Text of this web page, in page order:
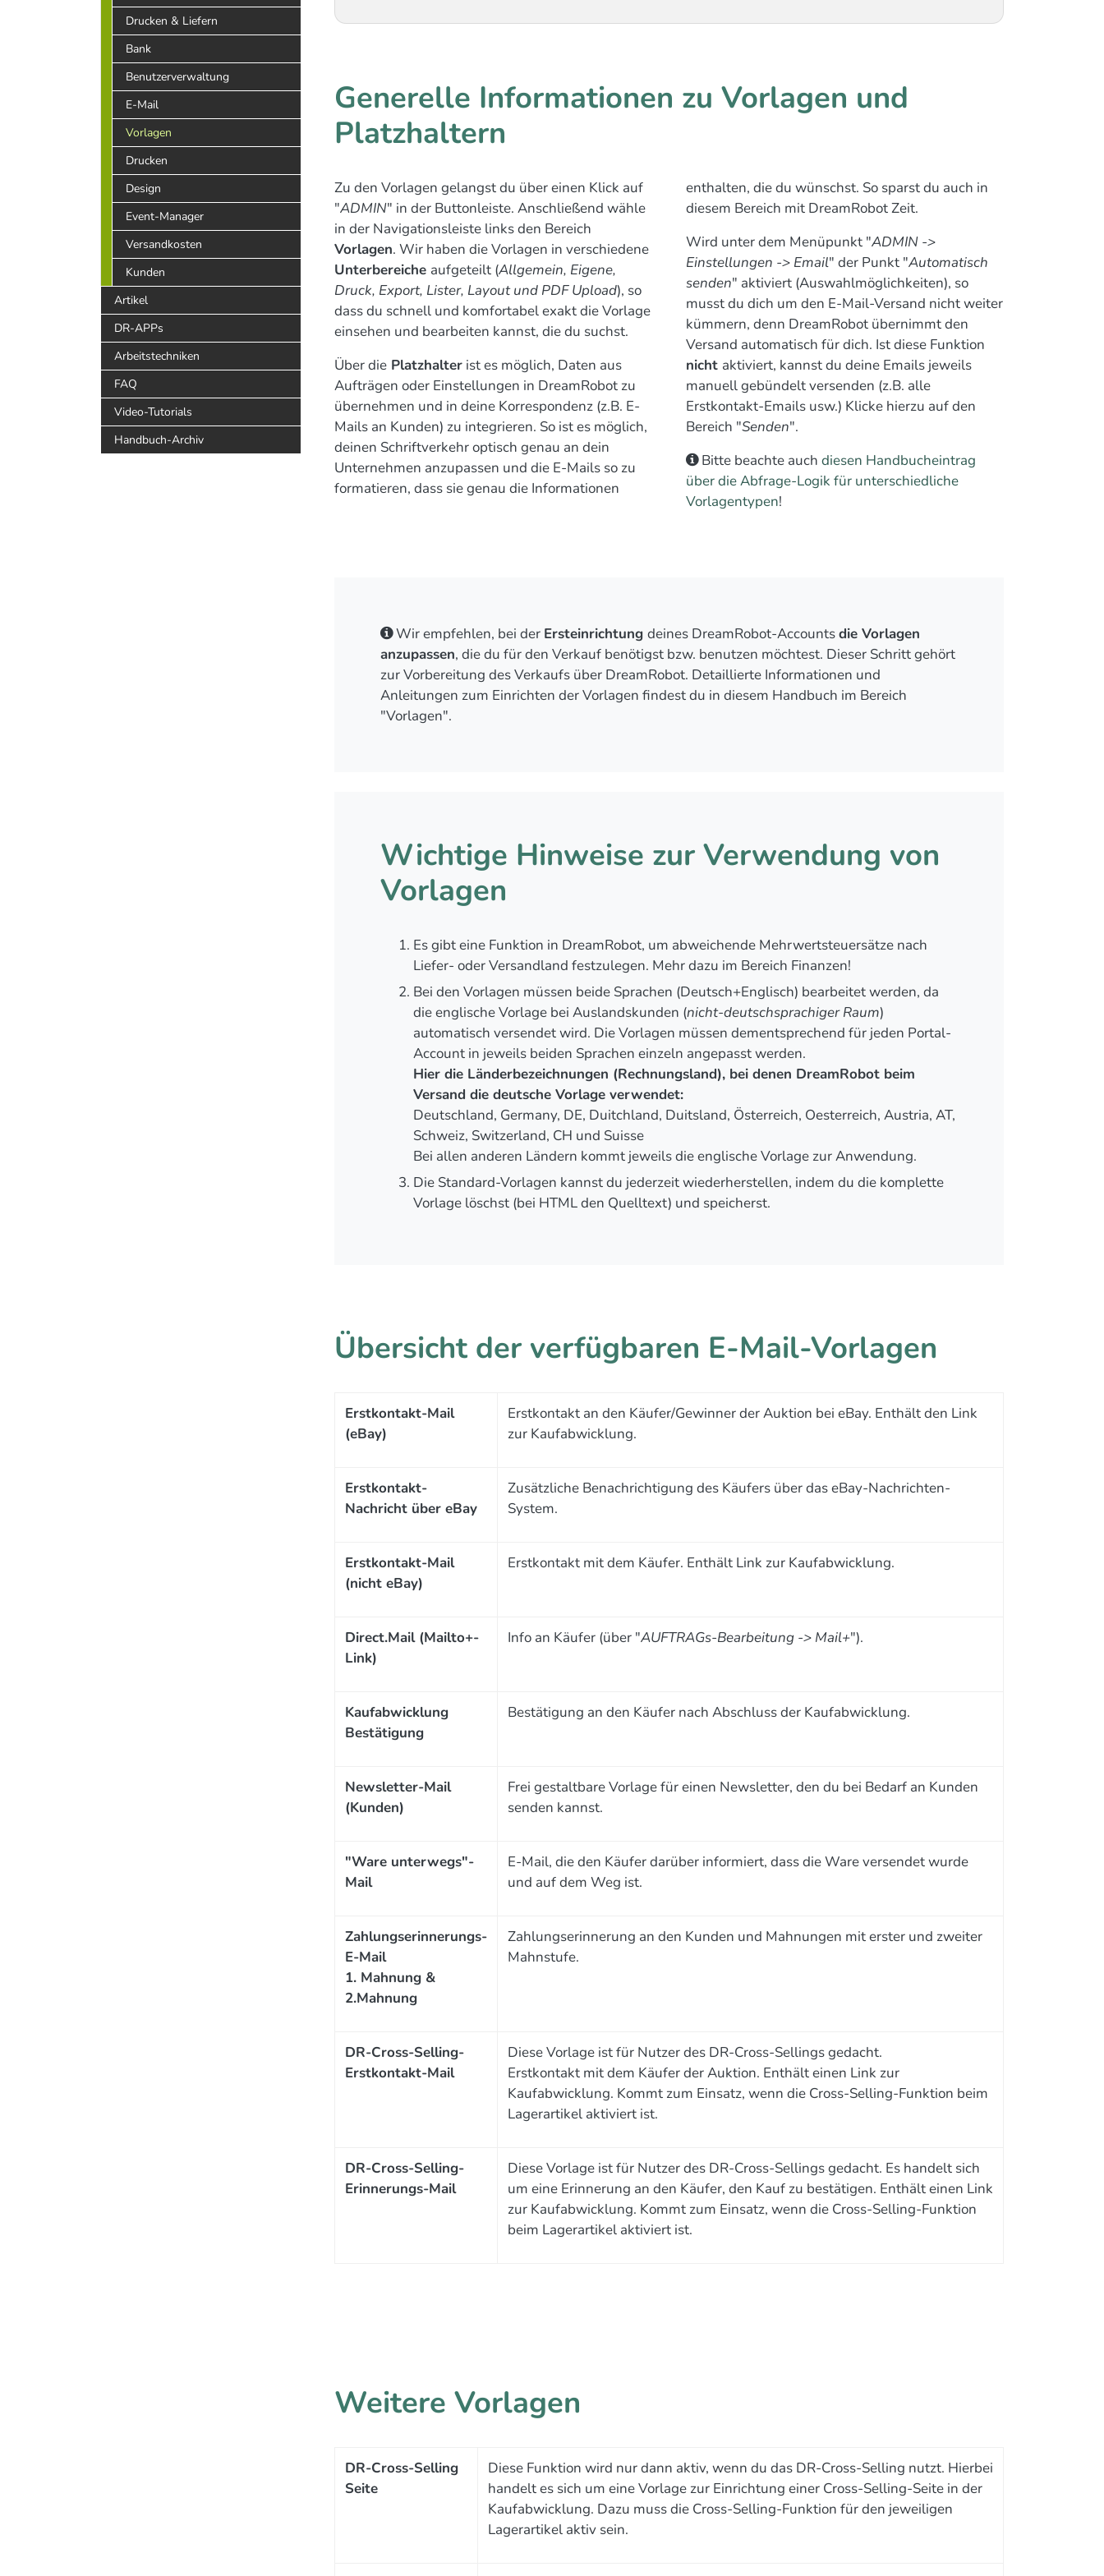
Drucken & Liefern
Bank
Benutzerverwaltung
E-Mail
Vorlagen
Drucken
Design
Event-Manager
Versandkosten
Kunden
Artikel
DR-APPs
Arbeitstechniken
FAQ
Video-Tutorials
Handbuch-Archiv
Generelle Informationen zu Vorlagen und
Platzhaltern
Zu den Vorlagen gelangst du über einen Klick auf
"ADMIN" in der Buttonleiste. Anschließend wähle
in der Navigationsleiste links den Bereich
Vorlagen. Wir haben die Vorlagen in verschiedene
Unterbereiche aufgeteilt (Allgemein, Eigene,
Druck, Export, Lister, Layout und PDF Upload), so
dass du schnell und komfortabel exakt die Vorlage
einsehen und bearbeiten kannst, die du suchst.
Über die Platzhalter ist es möglich, Daten aus
Aufträgen oder Einstellungen in DreamRobot zu
übernehmen und in deine Korrespondenz (z.B. E-
Mails an Kunden) zu integrieren. So ist es möglich,
deinen Schriftverkehr optisch genau an dein
Unternehmen anzupassen und die E-Mails so zu
formatieren, dass sie genau die Informationen
enthalten, die du wünschst. So sparst du auch in
diesem Bereich mit DreamRobot Zeit.
Wird unter dem Menüpunkt "ADMIN ->
Einstellungen -> Email" der Punkt "Automatisch
senden" aktiviert (Auswahlmöglichkeiten), so
musst du dich um den E-Mail-Versand nicht weiter
kümmern, denn DreamRobot übernimmt den
Versand automatisch für dich. Ist diese Funktion
nicht aktiviert, kannst du deine Emails jeweils
manuell gebündelt versenden (z.B. alle
Erstkontakt-Emails usw.) Klicke hierzu auf den
Bereich "Senden".
Bitte beachte auch diesen Handbucheintrag
über die Abfrage-Logik für unterschiedliche
Vorlagentypen!
Wir empfehlen, bei der Ersteinrichtung deines DreamRobot-Accountsdie Vorlagen
anzupassen, die du für den Verkauf benötigst bzw. benutzen möchtest. Dieser Schritt gehört
zur Vorbereitung des Verkaufs über DreamRobot. Detaillierte Informationen und
Anleitungen zum Einrichten der Vorlagen findest du in diesem Handbuch im Bereich
"Vorlagen".
Wichtige Hinweise zur Verwendung von
Vorlagen
Es gibt eine Funktion in DreamRobot, um abweichende Mehrwertsteuersätze nach
Liefer- oder Versandland festzulegen. Mehr dazu im Bereich Finanzen!
Bei den Vorlagen müssen beide Sprachen (Deutsch+Englisch) bearbeitet werden, da
die englische Vorlage bei Auslandskunden (nicht-deutschsprachiger Raum)
automatisch versendet wird. Die Vorlagen müssen dementsprechend für jeden Portal-
Account in jeweils beiden Sprachen einzeln angepasst werden.
Hier die Länderbezeichnungen (Rechnungsland), bei denen DreamRobot beim
Versand die deutsche Vorlage verwendet:
Deutschland, Germany, DE, Duitchland, Duitsland, Österreich, Oesterreich, Austria, AT,
Schweiz, Switzerland, CH und Suisse
Bei allen anderen Ländern kommt jeweils die englische Vorlage zur Anwendung.
Die Standard-Vorlagen kannst du jederzeit wiederherstellen, indem du die komplette
Vorlage löschst (bei HTML den Quelltext) und speicherst.
Übersicht der verfügbaren E-Mail-Vorlagen
Erstkontakt-Mail
(eBay)
Erstkontakt an den Käufer/Gewinner der Auktion bei eBay. Enthält den Link
zur Kaufabwicklung.
Erstkontakt-
Nachricht über eBay
Zusätzliche Benachrichtigung des Käufers über das eBay-Nachrichten-
System.
Erstkontakt-Mail
(nicht eBay)
Erstkontakt mit dem Käufer. Enthält Link zur Kaufabwicklung.
Direct.Mail (Mailto+-
Link)
Info an Käufer (über "AUFTRAGs-Bearbeitung -> Mail+").
Kaufabwicklung
Bestätigung
Bestätigung an den Käufer nach Abschluss der Kaufabwicklung.
Newsletter-Mail
(Kunden)
Frei gestaltbare Vorlage für einen Newsletter, den du bei Bedarf an Kunden
senden kannst.
"Ware unterwegs"-
Mail
E-Mail, die den Käufer darüber informiert, dass die Ware versendet wurde
und auf dem Weg ist.
Zahlungserinnerungs-
E-Mail
1. Mahnung &
2.Mahnung
Zahlungserinnerung an den Kunden und Mahnungen mit erster und zweiter
Mahnstufe.
DR-Cross-Selling-
Erstkontakt-Mail
Diese Vorlage ist für Nutzer des DR-Cross-Sellings gedacht.
Erstkontakt mit dem Käufer der Auktion. Enthält einen Link zur
Kaufabwicklung. Kommt zum Einsatz, wenn die Cross-Selling-Funktion beim
Lagerartikel aktiviert ist.
DR-Cross-Selling-
Erinnerungs-Mail
Diese Vorlage ist für Nutzer des DR-Cross-Sellings gedacht. Es handelt sich
um eine Erinnerung an den Käufer, den Kauf zu bestätigen. Enthält einen Link
zur Kaufabwicklung. Kommt zum Einsatz, wenn die Cross-Selling-Funktion
beim Lagerartikel aktiviert ist.
Weitere Vorlagen
DR-Cross-Selling
Seite
Diese Funktion wird nur dann aktiv, wenn du das DR-Cross-Selling nutzt. Hierbei
handelt es sich um eine Vorlage zur Einrichtung einer Cross-Selling-Seite in der
Kaufabwicklung. Dazu muss die Cross-Selling-Funktion für den jeweiligen
Lagerartikel aktiv sein.